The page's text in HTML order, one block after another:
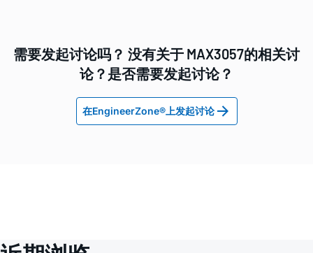
需要发起讨论吗？ 没有关于 MAX3057的相关讨
论？是否需要发起讨论？
在EngineerZone®上发起讨论